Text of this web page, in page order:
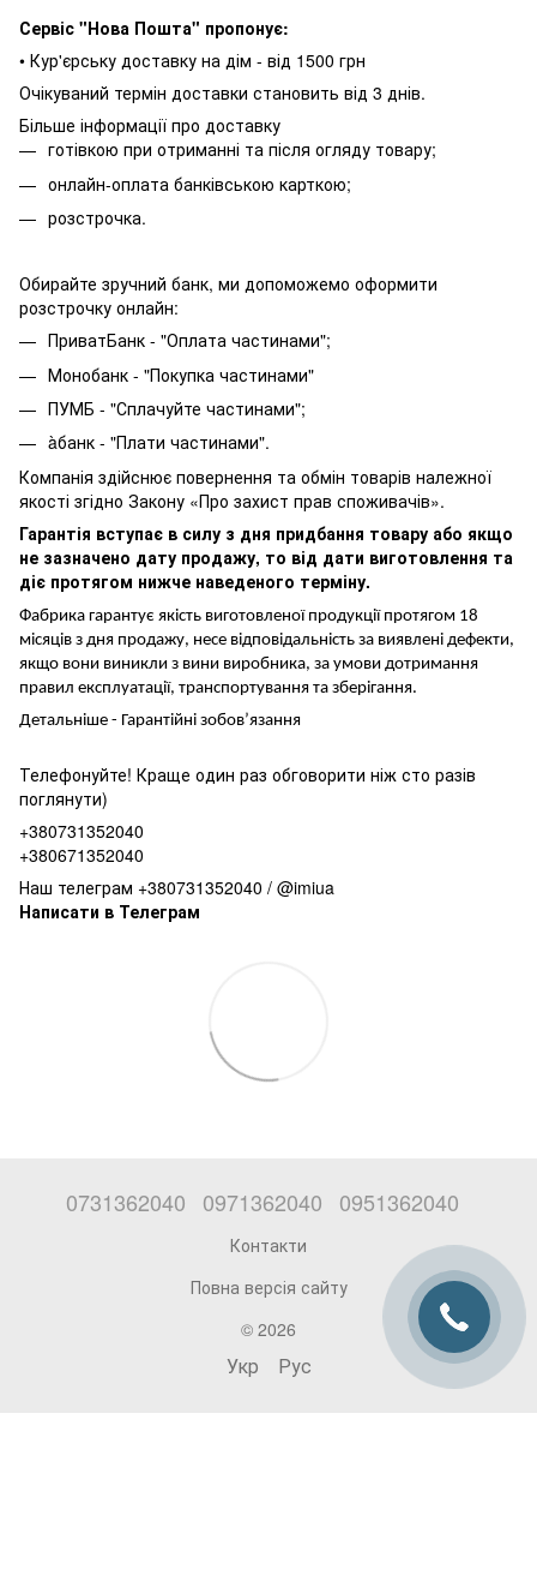
Сервіс "Нова Пошта" пропонує:
• Кур'єрську доставку на дім - від 1500 грн
Очікуваний термін доставки становить від 3 днів.
Більше інформації про доставку
готівкою при отриманні та після огляду товару;
онлайн-оплата банківською карткою;
розстрочка.
Обирайте зручний банк, ми допоможемо оформити
розстрочку онлайн:
ПриватБанк - "Оплата частинами";
Монобанк - "Покупка частинами"
ПУМБ - "Сплачуйте частинами";
àбанк - "Плати частинами".
Компанія здійснює повернення та обмін товарів належної
якості згідно Закону «Про захист прав споживачів».
Гарантія вступає в силу з дня придбання товару або якщо
не зазначено дату продажу, то від дати виготовлення та
діє протягом нижче наведеного терміну.
Фабрика гарантує якість виготовленої продукції протягом 18
місяців з дня продажу, несе відповідальність за виявлені дефекти,
якщо вони виникли з вини виробника, за умови дотримання
правил експлуатації, транспортування та зберігання.
Детальніше - Гарантійні зобов’язання
Телефонуйте! Краще один раз обговорити ніж сто разів
поглянути)
+380731352040
+380671352040
Наш телеграм +380731352040 / @imiua
Написати в Телеграм
0731362040 0971362040 0951362040
Контакти
Повна версія сайту
© 2026
Укр Рус